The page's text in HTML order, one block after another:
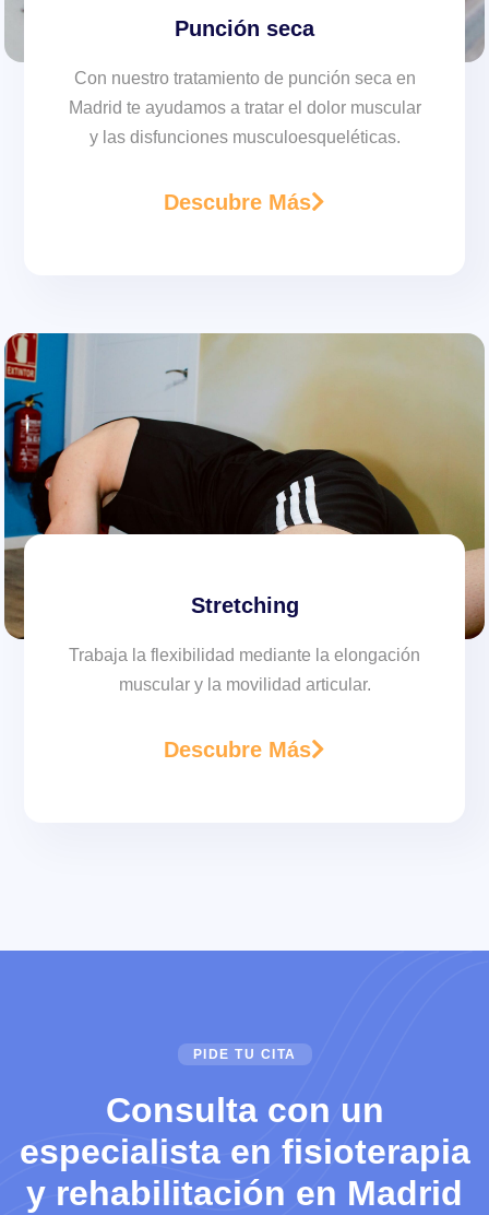
Punción seca
Con nuestro tratamiento de punción seca en
Madrid te ayudamos a tratar el dolor muscular
y las disfunciones musculoesqueléticas.
Descubre Más
Stretching
Trabaja la flexibilidad mediante la elongación
muscular y la movilidad articular.
Descubre Más
PIDE TU CITA
Consulta con un
especialista en fisioterapia
y rehabilitación en Madrid